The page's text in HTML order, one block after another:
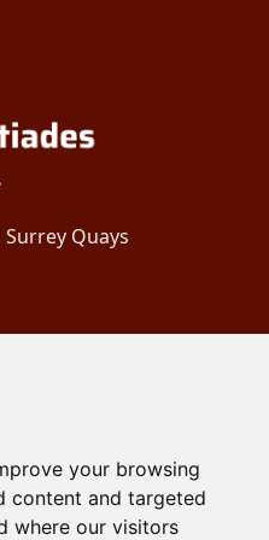
your browsing
content and targeted
where our visitors
Quays